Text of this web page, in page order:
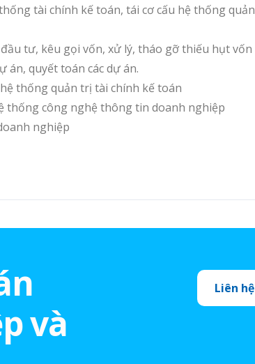
tài chính kế toán, tái cơ cấu hệ thống
tư, kêu gọi vốn, xử lý, tháo gỡ thiếu hụt vốn
án, quyết toán các dự án.
thống quản trị tài chính kế toán
thống công nghệ thông tin doanh nghiệp
nghiệp
và
Liên